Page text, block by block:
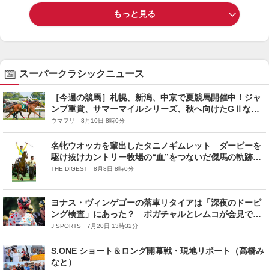
もっと見る
スーパークラシックニュース
［今週の競馬］札幌、新潟、中京で夏競馬開催中！ジャ
ンプ重賞、サマーマイルシリーズ、秋へ向けたGⅡなど
の3重賞が開催！
ウマフリ 8月10日 8時0分
名牝ウオッカを輩出したタニノギムレット ダービーを
駆け抜けカントリー牧場の“血”をつないだ傑馬の軌跡
【名馬列伝】
THE DIGEST 8月8日 8時0分
ヨナス・ヴィンゲゴーの落車リタイアは「深夜のドーピ
ング検査」にあった？ ポガチャルとレムコが会見で問
題提起をした現在の検査手法とは｜ツール・ド・フラン
ス2026
J SPORTS 7月20日 13時32分
S.ONE ショート＆ロング開幕戦・現地リポート（高橋み
なと）